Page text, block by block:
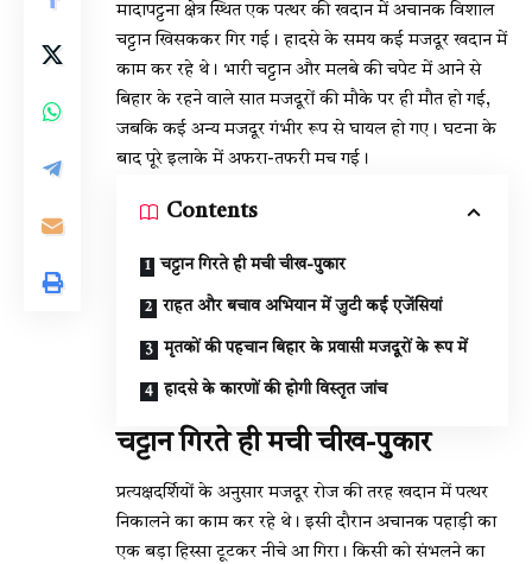
मादापट्टना क्षेत्र स्थित एक पत्थर की खदान में अचानक विशाल
चट्टान खिसककर गिर गई। हादसे के समय कई मजदूर खदान में
काम कर रहे थे। भारी चट्टान और मलबे की चपेट में आने से
बिहार के रहने वाले सात मजदूरों की मौके पर ही मौत हो गई,
जबकि कई अन्य मजदूर गंभीर रूप से घायल हो गए। घटना के
बाद पूरे इलाके में अफरा-तफरी मच गई।
Contents
चट्टान गिरते ही मची चीख-पुकार
राहत और बचाव अभियान में जुटी कई एजेंसियां
मृतकों की पहचान बिहार के प्रवासी मजदूरों के रूप में
हादसे के कारणों की होगी विस्तृत जांच
चट्टान गिरते ही मची चीख-पुकार
प्रत्यक्षदर्शियों के अनुसार मजदूर रोज की तरह खदान में पत्थर
निकालने का काम कर रहे थे। इसी दौरान अचानक पहाड़ी का
एक बड़ा हिस्सा टूटकर नीचे आ गिरा। किसी को संभलने का